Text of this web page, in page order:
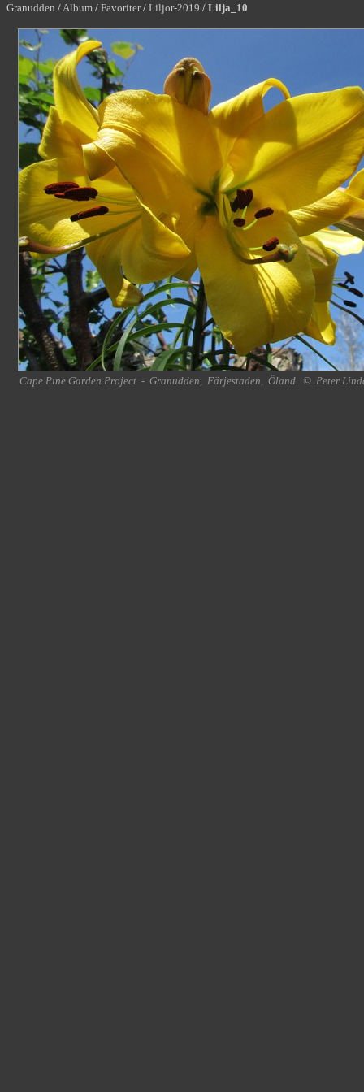
Granudden /Album / Favoriter / Liljor-2019 / Lilja_10
Cape Pine Garden Project - Granudden, Färjestaden, Öland © Peter